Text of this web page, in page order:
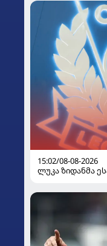
15:02/08-08-2026
ლუკა ზიდანმა